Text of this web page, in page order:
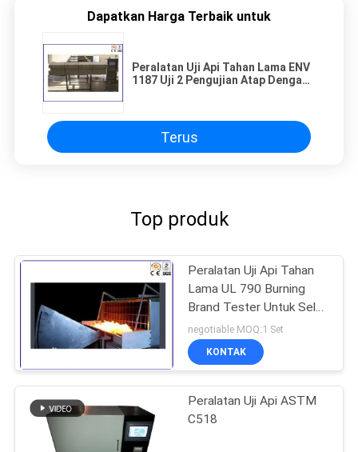
Dapatkan Harga Terbaik untuk
Peralatan Uji Api Tahan Lama ENV
1187 Uji 2 Pengujian Atap Dengan
Terus
Top produk
Peralatan Uji Api Tahan
Lama UL 790 Burning
Brand Tester Untuk Sel
Surya
negotiable MOQ:1 Set
KONTAK
Peralatan Uji Api ASTM
C518